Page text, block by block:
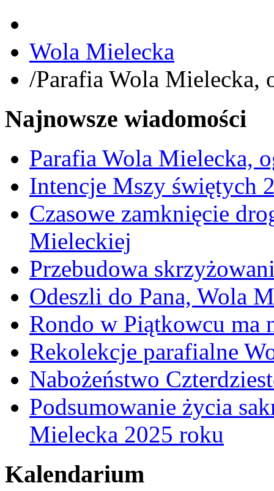
Wola Mielecka
/Parafia Wola Mielecka,
Najnowsze wiadomości
Parafia Wola Mielecka,
Intencje Mszy świętych
Czasowe zamknięcie
Mieleckiej
Przebudowa
Odeszli do Pana, Wola
Rondo w Piątkowcu ma
Rekolekcje parafialne
Nabożeństwo
Podsumowanie życia
Mielecka 2025 roku
Kalendarium